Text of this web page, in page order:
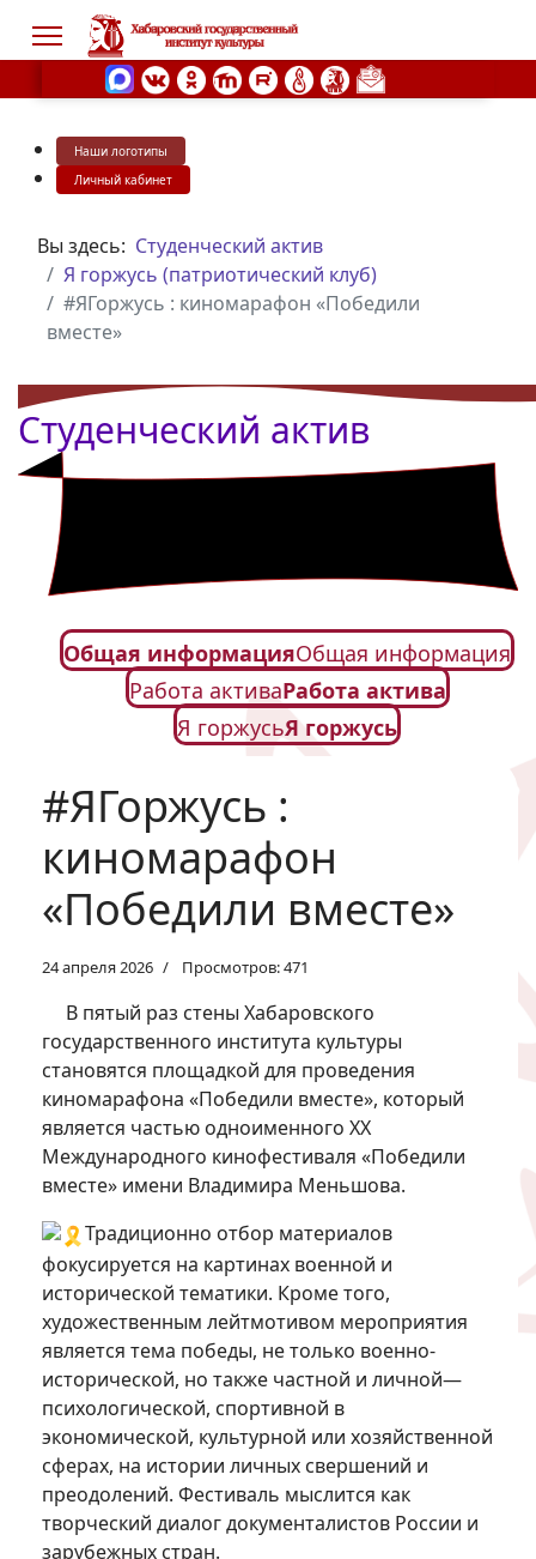
Наши логотипы
Личный кабинет
Вы здесь: Студенческий актив
Я горжусь (патриотический клуб)
#ЯГоржусь : киномарафон «Победили
вместе»
Студенческий актив
Общая информацияОбщая информация
Работа активаРабота актива
Я горжусьЯ горжусь
#ЯГоржусь :
киномарафон
«Победили вместе»
24 апреля 2026 Просмотров: 471
В пятый раз стены Хабаровского
государственного института культуры
становятся площадкой для проведения
киномарафона «Победили вместе», который
является частью одноименного XX
Международного кинофестиваля «Победили
вместе» имени Владимира Меньшова.
Традиционно отбор материалов
фокусируется на картинах военной и
исторической тематики. Кроме того,
художественным лейтмотивом мероприятия
является тема победы, не только военно-
исторической, но также частной и личной—
психологической, спортивной в
экономической, культурной или хозяйственной
сферах, на истории личных свершений и
преодолений. Фестиваль мыслится как
творческий диалог документалистов России и
зарубежных стран.